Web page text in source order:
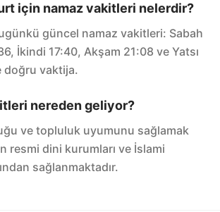
için namaz vakitleri nelerdir?
güncel namaz vakitleri: Sabah
İkindi 17:40, Akşam 21:08 ve Yatsı
doğru vaktija.
nereden geliyor?
ve topluluk uyumunu sağlamak
resmi dini kurumları ve İslami
sağlanmaktadır.